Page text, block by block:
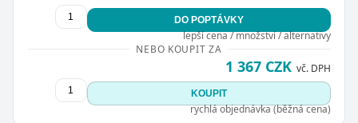
DO POPTÁVKY
lepší cena / množství / alternativy
NEBO KOUPIT ZA
1 367 CZK vč. DPH
KOUPIT
rychlá objednávka (běžná cena)